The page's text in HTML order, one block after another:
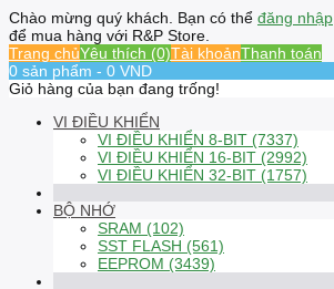
Chào mừng quý khách. Bạn có thể đăng nhập
để mua hàng với R&P Store.
Trang chủYêu thích (0)Tài khoảnThanh toán
0 sản phẩm - 0 VND
Giỏ hàng của bạn đang trống!
VI ĐIỀU KHIỂN
VI ĐIỀU KHIỂN 8-BIT (7337)
VI ĐIỀU KHIỂN 16-BIT (2992)
VI ĐIỀU KHIỂN 32-BIT (1757)
BỘ NHỚ
SRAM (102)
SST FLASH (561)
EEPROM (3439)